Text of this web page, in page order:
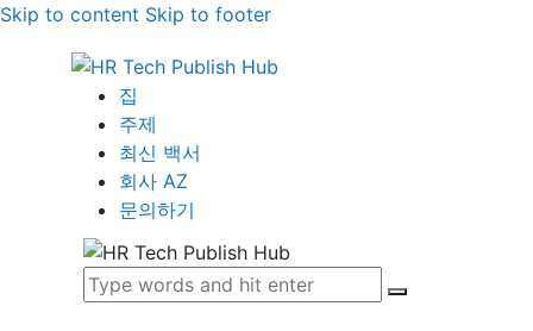
Skip to content Skip to footer
집
주제
최신 백서
회사 AZ
문의하기